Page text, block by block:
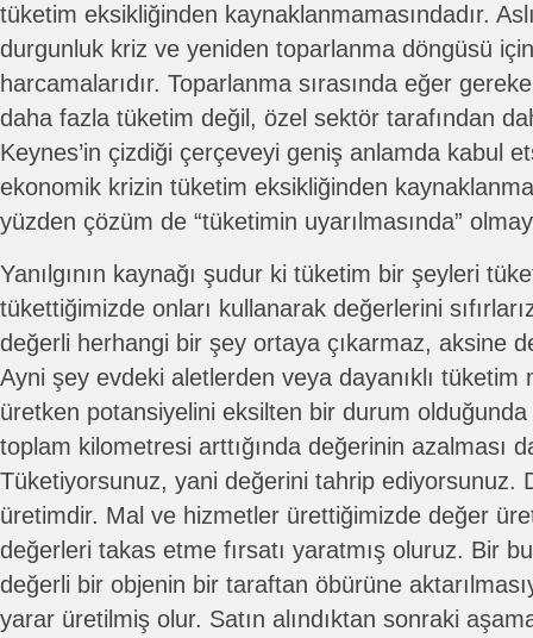
tüketim eksikliğinden kaynaklanmamasındadır.
durgunluk kriz ve yeniden toparlanma döngüsü
harcamalarıdır. Toparlanma sırasında eğer
daha fazla tüketim değil, özel sektör tarafından
Keynes’in çizdiği çerçeveyi geniş anlamda kabul
ekonomik krizin tüketim eksikliğinden
yüzden çözüm de “tüketimin uyarılmasında”
Yanılgının kaynağı şudur ki tüketim bir şeyleri
tükettiğimizde onları kullanarak değerlerini
değerli herhangi bir şey ortaya çıkarmaz, aksine
Ayni şey evdeki aletlerden veya dayanıklı tüketim
üretken potansiyelini eksilten bir durum olduğunda
toplam kilometresi arttığında değerinin azalması
Tüketiyorsunuz, yani değerini tahrip ediyorsunuz.
üretimdir. Mal ve hizmetler ürettiğimizde değer
değerleri takas etme fırsatı yaratmış oluruz. Bir
değerli bir objenin bir taraftan öbürüne
yarar üretilmiş olur. Satın alındıktan sonraki